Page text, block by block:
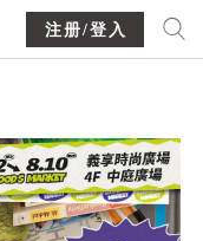
注册/登入